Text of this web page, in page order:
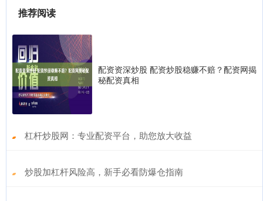
推荐阅读
配资资深炒股 配资炒股稳赚不赔？配资网揭
秘配资真相
​杠杆炒股网：专业配资平台，助您放大收益
​炒股加杠杆风险高，新手必看防爆仓指南